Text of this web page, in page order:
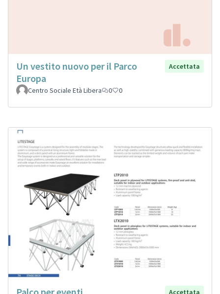
Un vestito nuovo per il Parco
Europa
Accettata
Centro Sociale Età Libera 0 0